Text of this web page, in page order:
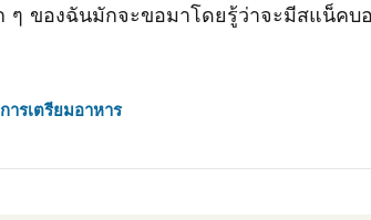
ๆ ของฉันมักจะขอมาโดยรู้ว่าจะมีสแน็คบ
การเตรียมอาหาร